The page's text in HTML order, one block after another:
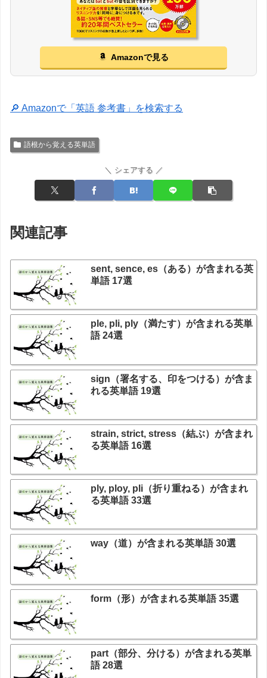
Amazonで見る
🔎 Amazonで「英語 参考書」を検索する
語根から覚える英単語
＼ シェアする ／
関連記事
sent, sence, es（ある）が含まれる英
単語 17選
ple, pli, ply（満たす）が含まれる英単
語 24選
sign（署名する、印をつける）が含ま
れる英単語 19選
strain, strict, stress（結ぶ）が含まれ
る英単語 16選
ply, ploy, pli（折り重ねる）が含まれ
る英単語 33選
way（道）が含まれる英単語 30選
form（形）が含まれる英単語 35選
part（部分、分ける）が含まれる英単
語 28選